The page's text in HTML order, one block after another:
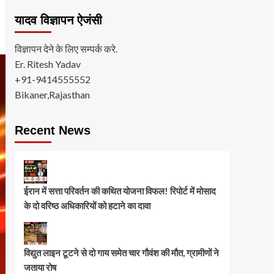
यादव विज्ञापन ऐजंसी
विज्ञापन देने के लिए सम्पर्क करे.
Er. Ritesh Yadav
+91-9414555552
Bikaner,Rajasthan
Recent News
ईरान में सत्ता परिवर्तन की कथित योजना विफल! रिपोर्ट में मोसाद
के दो वरिष्ठ अधिकारियों को हटाने का दावा
विद्युत लाइन टूटने से दो गाय समेत चार गौवंश की मौत, ग्रामीणों ने
जताया रोष